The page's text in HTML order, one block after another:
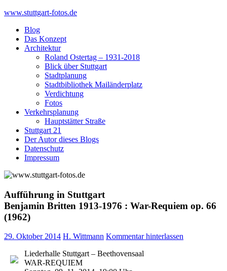
Skip
content
www.stuttgart-fotos.de
Blog
Das Konzept
Architektur
Roland Ostertag – 1931-2018
Blick über Stuttgart
Stadtplanung
Stadtbibliothek Mailänderplatz
Verdichtung
Fotos
Verkehrsplanung
Hauptstätter Straße
Stuttgart 21
Der Autor dieses Blogs
Datenschutz
Impressum
Aufführung in Stuttgart
Benjamin Britten 1913-1976 : War-Requiem op. 66
(1962)
29. Oktober 2014 H. Wittmann Kommentar hinterlassen
Liederhalle Stuttgart – Beethovensaal
WAR-REQUIEM